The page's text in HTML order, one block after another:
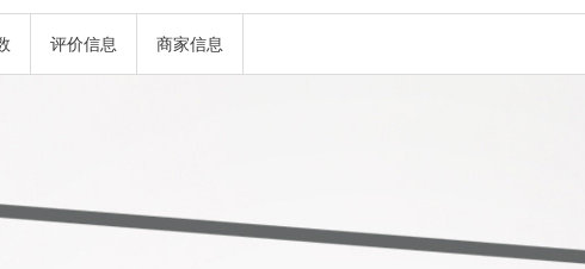
评价信息 商家信息